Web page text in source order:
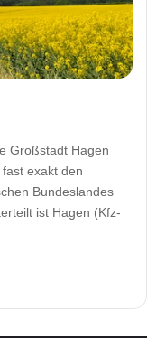
Großstadt Hagen
exakt den
Bundeslandes
ist Hagen (Kfz-